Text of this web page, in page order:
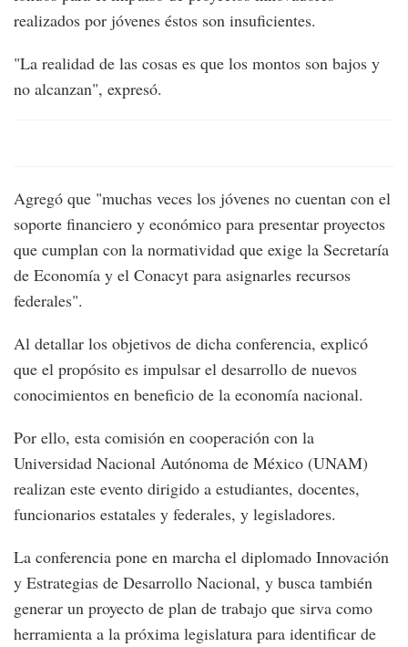
realizados por jóvenes éstos son insuficientes.
"La realidad de las cosas es que los montos son bajos y
no alcanzan", expresó.
Agregó que "muchas veces los jóvenes no cuentan con el
soporte financiero y económico para presentar proyectos
que cumplan con la normatividad que exige la Secretaría
de Economía y el Conacyt para asignarles recursos
federales".
Al detallar los objetivos de dicha conferencia, explicó
que el propósito es impulsar el desarrollo de nuevos
conocimientos en beneficio de la economía nacional.
Por ello, esta comisión en cooperación con la
Universidad Nacional Autónoma de México (UNAM)
realizan este evento dirigido a estudiantes, docentes,
funcionarios estatales y federales, y legisladores.
La conferencia pone en marcha el diplomado Innovación
y Estrategias de Desarrollo Nacional, y busca también
generar un proyecto de plan de trabajo que sirva como
herramienta a la próxima legislatura para identificar de